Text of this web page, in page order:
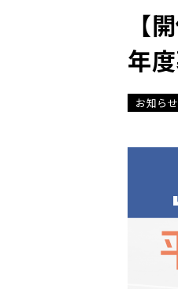
【
年
お知らせ